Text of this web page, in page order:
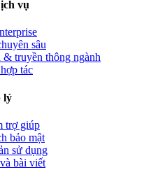
vụ
sâu
& truyền thông ngành
tác
lý
trợ giúp
bảo mật
sử dụng
bài viết